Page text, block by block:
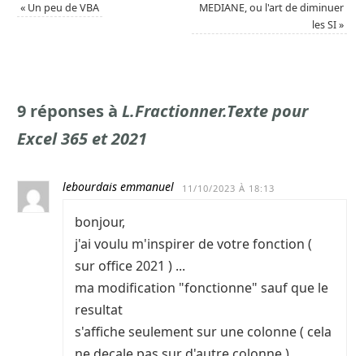
« Un peu de VBA
MEDIANE, ou l'art de diminuer
les SI»
9 réponses à L.Fractionner.Texte pour
Excel 365 et 2021
lebourdais emmanuel 11/10/2023 À 18:13
bonjour,
j'ai voulu m'inspirer de votre fonction (
sur office 2021 ) ...
ma modification "fonctionne" sauf que le
resultat
s'affiche seulement sur une colonne ( cela